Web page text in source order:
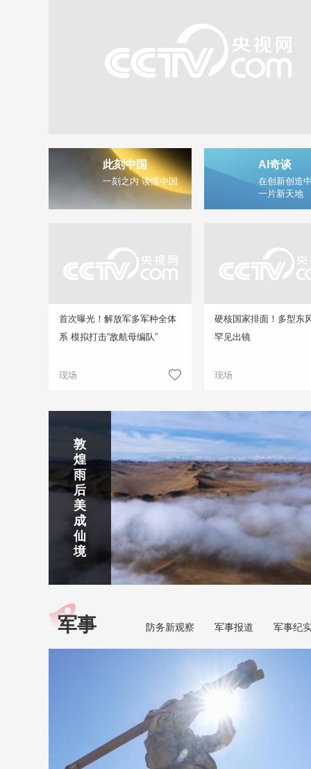
此刻中国
一刻之内 读懂中国
AI奇谈
在创新创造
一片新天地
首次曝光！解放军多军种全体
系 模拟打击“敌航母编队”
现场
硬核国家排面！多型东
罕见出镜
现场
静赏京娘湖
京娘湖位于邯郸武安市口上村北，常年平均气温19摄氏度，夏
温26摄氏度，是避暑休闲佳地。
吉
林
市
北
山
公
园
云
探
古
北
水
镇
南
京
玄
武
湖
景
区
焦
作
红
石
峡
秦
皇
岛
金
梦
海
湾
剑
川
下
梅
岭
瀑
布
烟
雨
齐
云
山
敦
煌
雨
后
美
成
仙
境
军事 防务新观察 军事报道 军事纪